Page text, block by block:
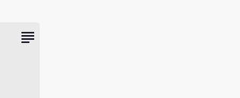
subject